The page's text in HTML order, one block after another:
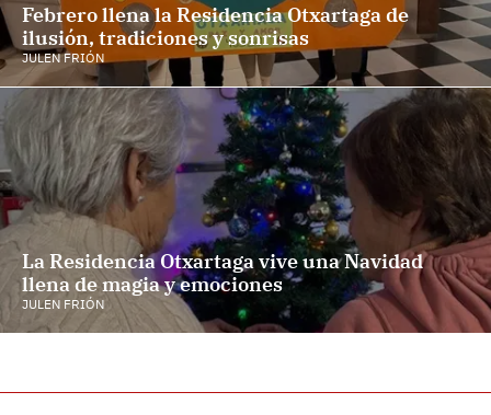
Febrero llena la Residencia Otxartaga de
ilusión, tradiciones y sonrisas
JULEN FRIÓN
La Residencia Otxartaga vive una Navidad
llena de magia y emociones
JULEN FRIÓN